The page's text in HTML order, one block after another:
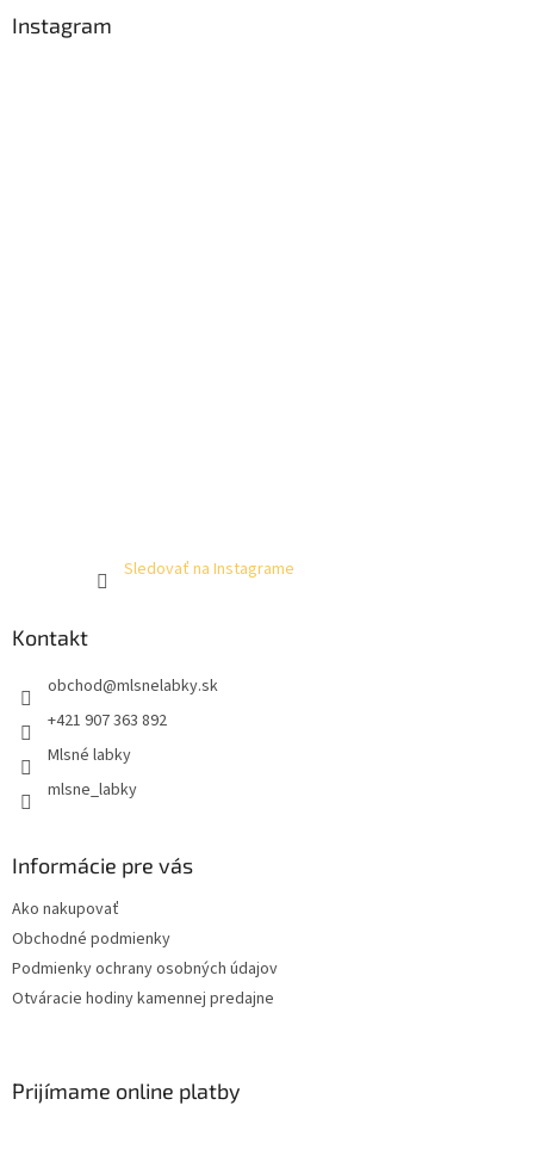
Instagram
Sledovať na Instagrame
Kontakt
obchod@mlsnelabky.sk
+421 907 363 892
Mlsné labky
mlsne_labky
Informácie pre vás
Ako nakupovať
Obchodné podmienky
Podmienky ochrany osobných údajov
Otváracie hodiny kamennej predajne
Prijímame online platby